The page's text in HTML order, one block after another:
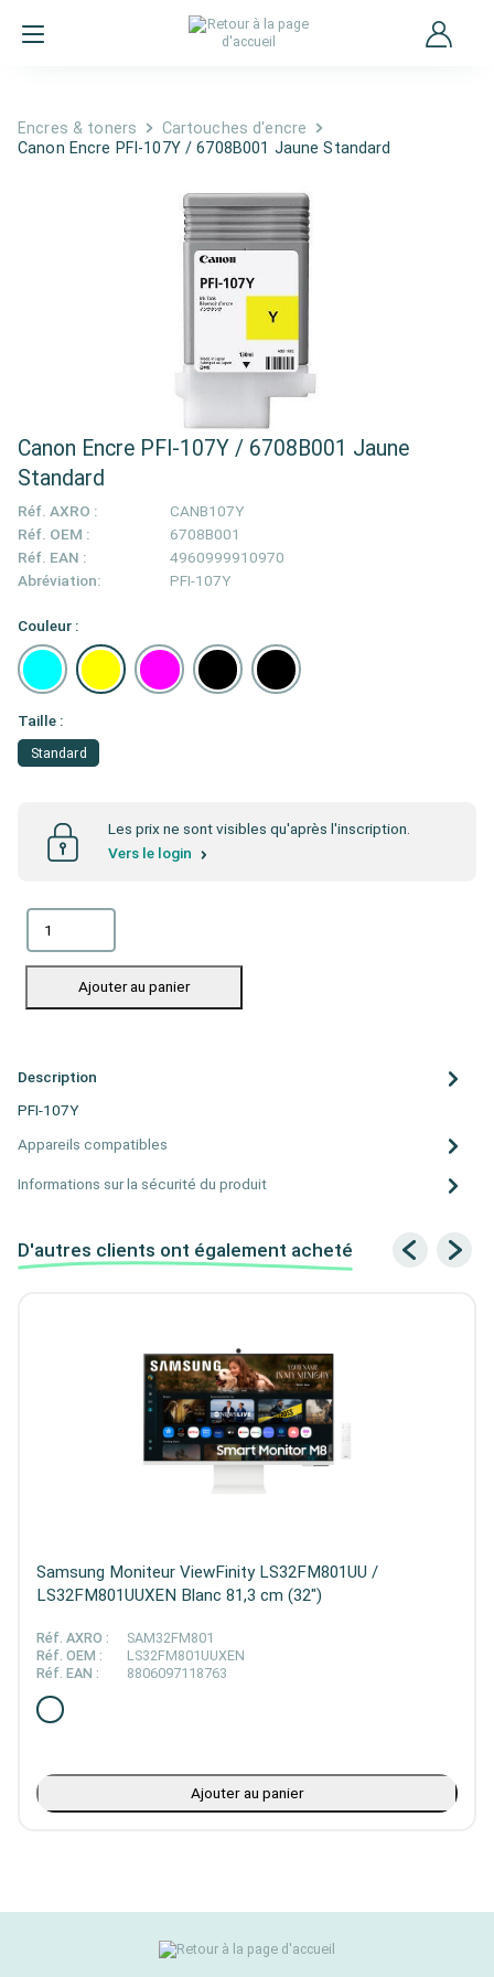
Encres & toners
Cartouches d'encre
Canon Encre PFI-107Y / 6708B001 Jaune Standard
Canon Encre PFI-107Y / 6708B001 Jaune
Standard
Réf. AXRO :
CANB107Y
Réf. OEM :
6708B001
Réf. EAN :
4960999910970
Abréviation:
PFI-107Y
Couleur :
Taille :
Standard
Les prix ne sont visibles qu'après l'inscription.
Vers le login
Ajouter au panier
Description
PFI-107Y
Appareils compatibles
Informations sur la sécurité du produit
D'autres clients ont également acheté
Samsung Moniteur ViewFinity LS32FM801UU /
LS32FM801UUXEN Blanc 81,3 cm (32")
Réf. AXRO :
SAM32FM801
Réf. OEM :
LS32FM801UUXEN
Réf. EAN :
8806097118763
Ajouter au panier